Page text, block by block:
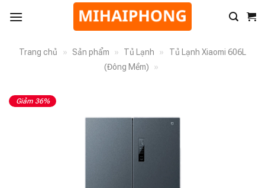
Trang chủ » Sản phẩm » Tủ Lạnh »
Tủ Lạnh Xiaomi 606L
(Đông Mềm)
»
Giảm 36%